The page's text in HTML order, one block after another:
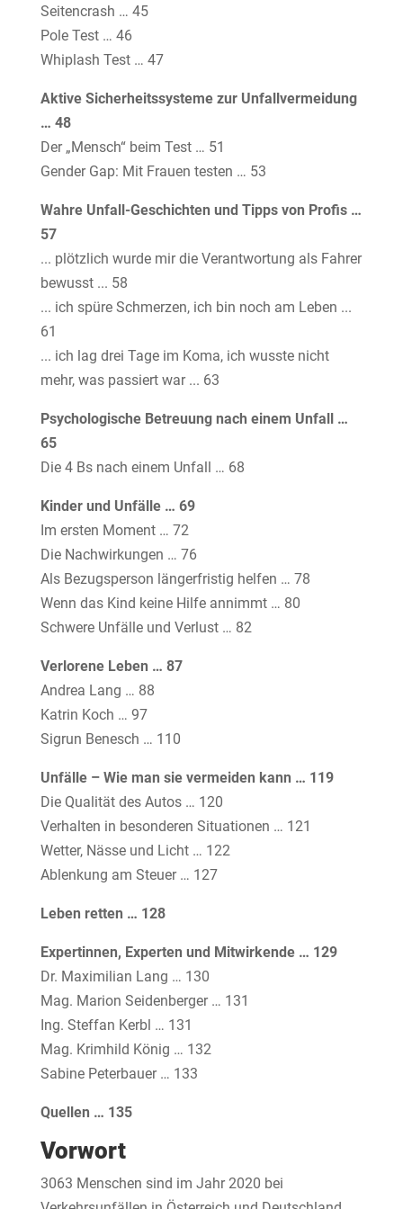
Seitencrash … 45
Pole Test … 46
Whiplash Test … 47
Aktive Sicherheitssysteme zur Unfallvermeidung
… 48
Der „Mensch“ beim Test … 51
Gender Gap: Mit Frauen testen … 53
Wahre Unfall-Geschichten und Tipps von Profis …
57
... plötzlich wurde mir die Verantwortung als Fahrer
bewusst ... 58
... ich spüre Schmerzen, ich bin noch am Leben ...
61
... ich lag drei Tage im Koma, ich wusste nicht
mehr, was passiert war ... 63
Psychologische Betreuung nach einem Unfall …
65
Die 4 Bs nach einem Unfall … 68
Kinder und Unfälle … 69
Im ersten Moment … 72
Die Nachwirkungen … 76
Als Bezugsperson längerfristig helfen … 78
Wenn das Kind keine Hilfe annimmt … 80
Schwere Unfälle und Verlust … 82
Verlorene Leben … 87
Andrea Lang … 88
Katrin Koch … 97
Sigrun Benesch … 110
Unfälle – Wie man sie vermeiden kann … 119
Die Qualität des Autos … 120
Verhalten in besonderen Situationen … 121
Wetter, Nässe und Licht … 122
Ablenkung am Steuer … 127
Leben retten … 128
Expertinnen, Experten und Mitwirkende … 129
Dr. Maximilian Lang … 130
Mag. Marion Seidenberger … 131
Ing. Steffan Kerbl … 131
Mag. Krimhild König … 132
Sabine Peterbauer … 133
Quellen … 135
Vorwort
3063 Menschen sind im Jahr 2020 bei